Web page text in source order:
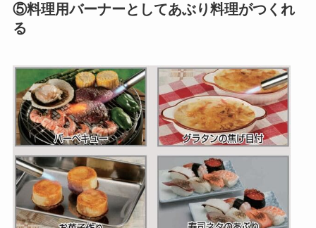
⑤料理用バーナーとしてあぶり料理がつくれ
る